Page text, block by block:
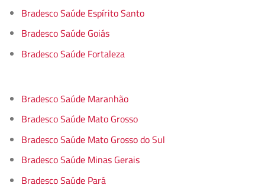
Bradesco Saúde Espírito Santo
Bradesco Saúde Goiás
Bradesco Saúde Fortaleza
Bradesco Saúde Maranhão
Bradesco Saúde Mato Grosso
Bradesco Saúde Mato Grosso do Sul
Bradesco Saúde Minas Gerais
Bradesco Saúde Pará